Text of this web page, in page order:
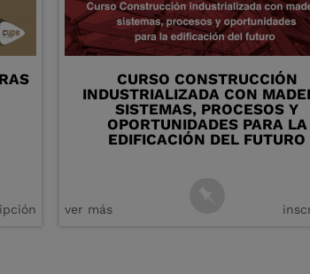
CURSO CONSTRUCCIÓN
INDUSTRIALIZADA CON
SISTEMAS, PROCESOS Y
OPORTUNIDADES PARA LA
EDIFICACIÓN DEL FUTURO
ver más